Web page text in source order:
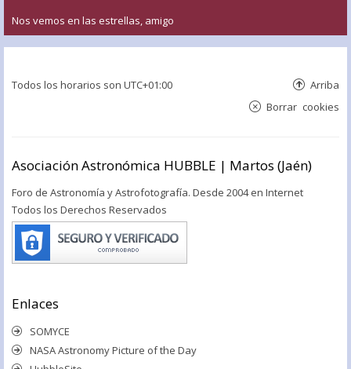
Nos vemos en las estrellas, amigo
Todos los horarios son UTC+01:00 Arriba
Borrar cookies
Asociación Astronómica HUBBLE | Martos (Jaén)
Foro de Astronomía y Astrofotografía. Desde 2004 en Internet
Todos los Derechos Reservados
Enlaces
SOMYCE
NASA Astronomy Picture of the Day